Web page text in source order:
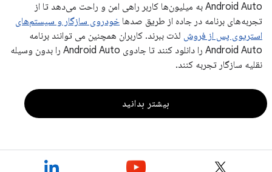
Android Auto به میلیون‌ها کاربر راهی امن و راحت می‌دهد تا از
تجربه‌های برنامه در جاده از طریق صدها خودروی سازگار و سیستم‌های
استریوی پس از فروش لذت ببرند. کاربران همچنین می توانند برنامه
Android Auto را دانلود کنند تا جادوی Android Auto را بدون وسیله
نقلیه سازگار تجربه کنند.
بیشتر بدانید